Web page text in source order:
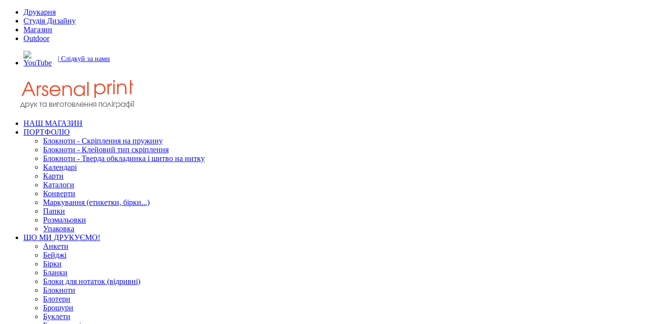
Друкарня
Студія Дизайну
Магазин
Outdoor
| Слідкуй за нами
НАШ МАГАЗИН
ПОРТФОЛІО
Блокноти - Скріплення на пружину
Блокноти - Клейовий тип скріплення
Блокноти - Тверда обкладинка і шитво на нитку
Календарі
Карти
Каталоги
Конверти
Маркування (етикетки, бірки...)
Папки
Розмальовки
Упаковка
ЩО МИ ДРУКУЄМО!
Анкети
Бейджі
Бірки
Бланки
Блоки для нотаток (відривні)
Блокноти
Блотери
Брошури
Буклети